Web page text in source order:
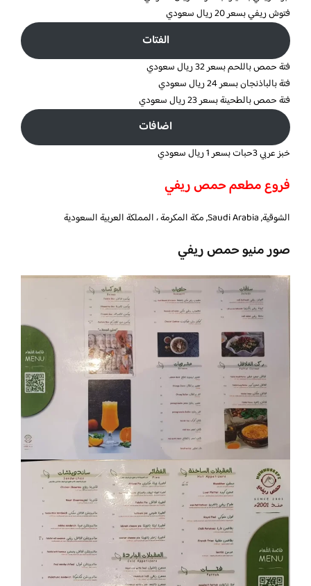
فتوش ريفي بسعر 20 ريال سعودي
الفتات
فتة حمص باللحم بسعر 32 ريال سعودي
فتة بالباذنجان بسعر 24 ريال سعودي
فتة حمص بالطحينة بسعر 23 ريال سعودي
اضافات
خبز عربي 3حبات بسعر 1 ريال سعودي
فروع مطعم حمص ريفي
الشوقية, Saudi Arabia, مكة المكرمة ، المملكة العربية السعودية
صور منيو حمص ريفي